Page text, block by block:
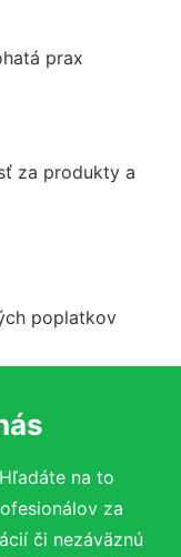
prax
za produkty a
poplatkov
Hľadáte na to
za
či nezáväznú